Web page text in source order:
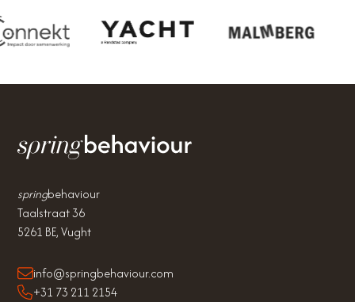
springbehaviour
Taalstraat 36
5261 BE, Vught
info@springbehaviour.com
+31 73 211 2154